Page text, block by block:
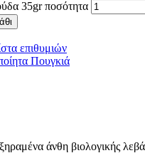
35gr ποσότητα
επιθυμιών
Πουγκιά
άνθη βιολογικής